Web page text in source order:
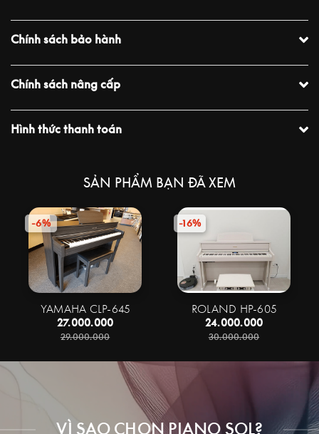
Chính sách bảo hành
Chính sách nâng cấp
Hình thức thanh toán
SẢN PHẨM BẠN ĐÃ XEM
-6%
YAMAHA CLP-645
27.000.000
29.000.000
-16%
ROLAND HP-605
24.000.000
30.000.000
VÌ SAO CHỌN PIANO SOL?